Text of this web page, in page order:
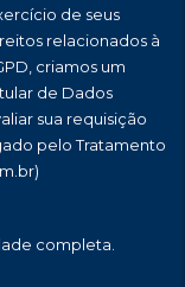
de seus
relacionados à
criamos um
de Dados
sua requisição
pelo Tratamento
completa.